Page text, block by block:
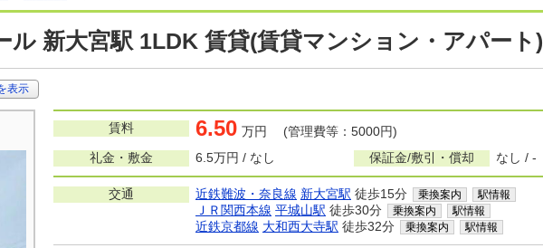
ル 新大宮駅 1LDK 賃貸(賃貸マンション・アパート)
表示
賃料 6.50 万円 (管理費等：5000円)
礼金・敷金
6.5万円 / なし 保証金/敷引・償却 なし / -
交通 近鉄難波・奈良線 新大宮駅 徒歩15分 乗換案内 駅情報
ＪＲ関西本線 平城山駅 徒歩30分 乗換案内 駅情報
近鉄京都線 大和西大寺駅 徒歩32分 乗換案内 駅情報